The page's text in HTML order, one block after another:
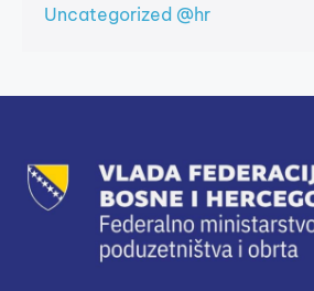
Uncategorized @hr